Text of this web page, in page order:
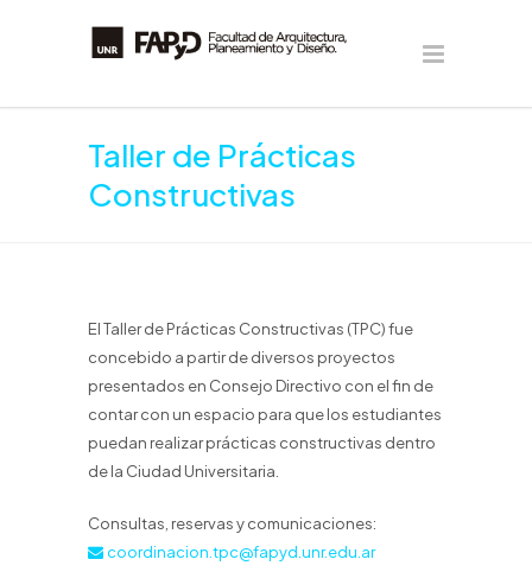
Taller de Prácticas
Constructivas
El Taller de Prácticas Constructivas (TPC) fue
concebido a partir de diversos proyectos
presentados en Consejo Directivo con el fin de
contar con un espacio para que los estudiantes
puedan realizar prácticas constructivas dentro
de la Ciudad Universitaria.
Consultas, reservas y comunicaciones:
coordinacion.tpc@fapyd.unr.edu.ar